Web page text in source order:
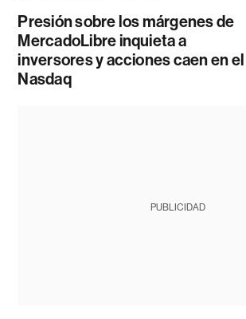
Presión sobre los márgenes de
MercadoLibre inquieta a
inversores y acciones caen en el
Nasdaq
PUBLICIDAD